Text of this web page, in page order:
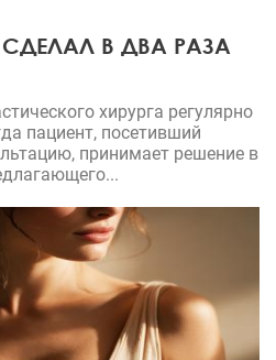
В ДВА РАЗА
хирурга регулярно
пациент, посетивший
принимает решение в